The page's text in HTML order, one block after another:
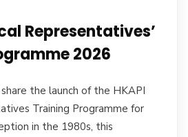
Representatives’
2026
the launch of the HKAPI
Training Programme for
in the 1980s, this